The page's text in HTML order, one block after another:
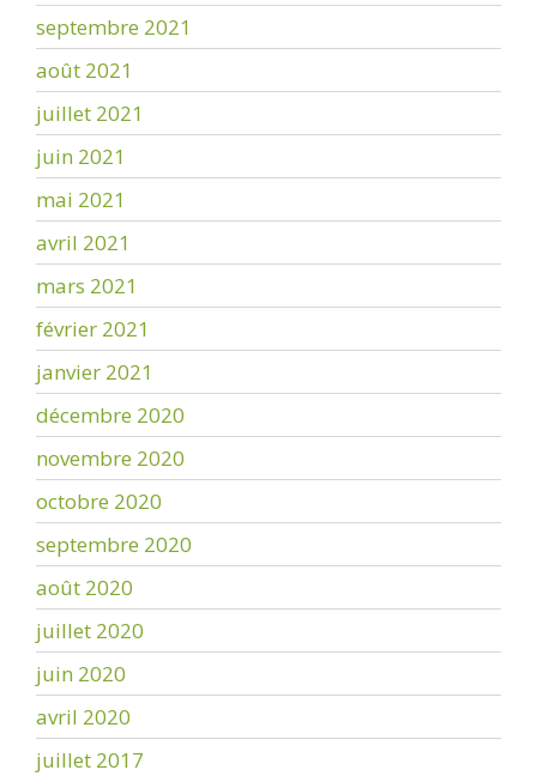
septembre 2021
août 2021
juillet 2021
juin 2021
mai 2021
avril 2021
mars 2021
février 2021
janvier 2021
décembre 2020
novembre 2020
octobre 2020
septembre 2020
août 2020
juillet 2020
juin 2020
avril 2020
juillet 2017